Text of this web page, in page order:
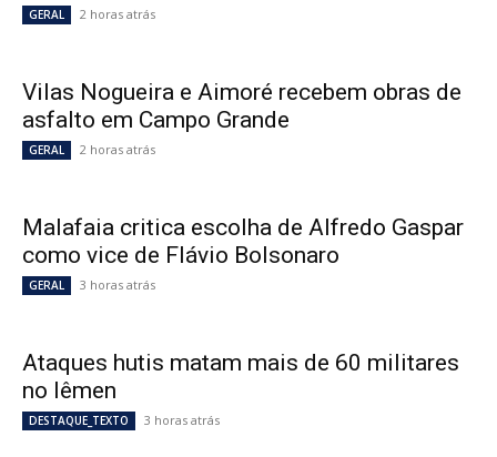
GERAL 2 horas atrás
Vilas Nogueira e Aimoré recebem obras de
asfalto em Campo Grande
GERAL 2 horas atrás
Malafaia critica escolha de Alfredo Gaspar
como vice de Flávio Bolsonaro
GERAL 3 horas atrás
Ataques hutis matam mais de 60 militares
no Iêmen
DESTAQUE_TEXTO 3 horas atrás